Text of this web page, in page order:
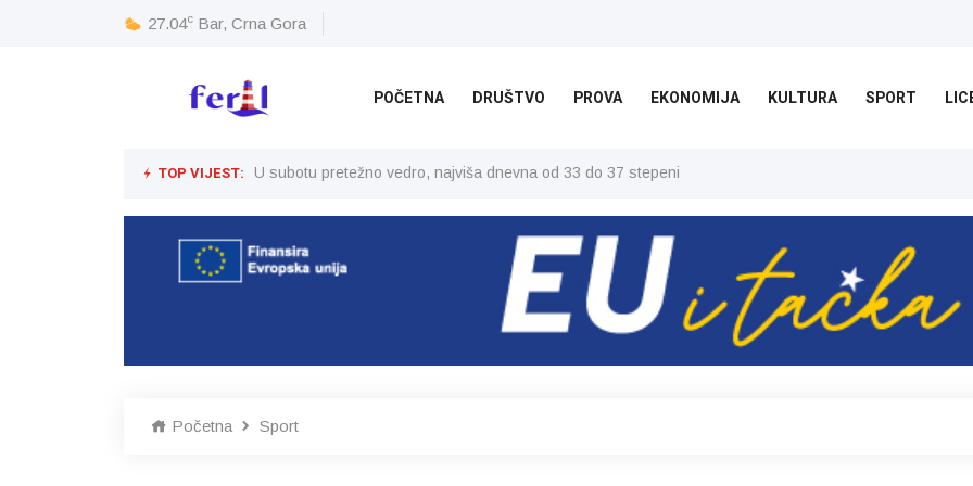
27.04c Bar, Crna Gora
POČETNA DRUŠTVO PROVA EKONOMIJA KULTURA SPORT
TOP VIJEST: U subotu pretežno vedro, najviša dnevna od 33 do 37 stepeni
Početna Sport